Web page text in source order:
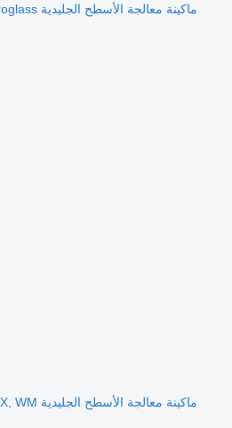
ماكينة معالجة الأسطح الجليدية Zamboni Dupon Euroglass
ماكينة معالجة الأسطح الجليدية Zamboni Engo 230 LX, WM